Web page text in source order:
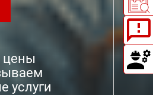
цены
услуги